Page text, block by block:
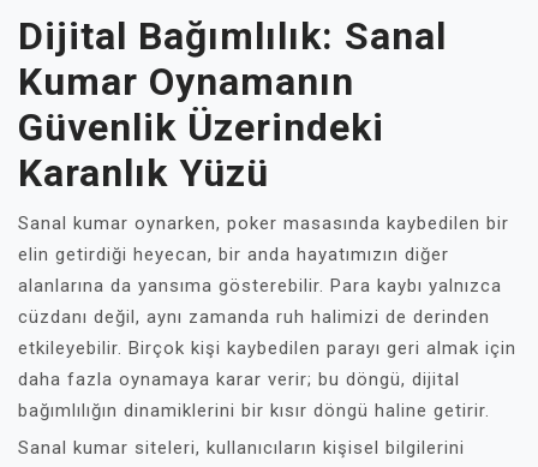
Dijital Bağımlılık: Sanal
Kumar Oynamanın
Güvenlik Üzerindeki
Karanlık Yüzü
Sanal kumar oynarken, poker masasında kaybedilen bir
elin getirdiği heyecan, bir anda hayatımızın diğer
alanlarına da yansıma gösterebilir. Para kaybı yalnızca
cüzdanı değil, aynı zamanda ruh halimizi de derinden
etkileyebilir. Birçok kişi kaybedilen parayı geri almak için
daha fazla oynamaya karar verir; bu döngü, dijital
bağımlılığın dinamiklerini bir kısır döngü haline getirir.
Sanal kumar siteleri, kullanıcıların kişisel bilgilerini